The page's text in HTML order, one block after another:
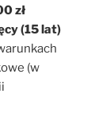
zł
(15 lat)
(w